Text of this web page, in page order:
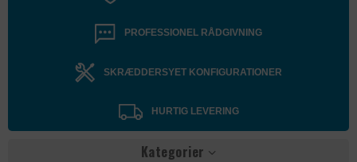
PROFESSIONEL RÅDGIVNING
SKRÆDDERSYET KONFIGURATIONER
HURTIG LEVERING
Kategorier